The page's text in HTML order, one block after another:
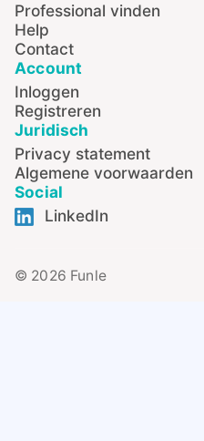
Professional vinden
Help
Contact
Account
Inloggen
Registreren
Juridisch
Privacy statement
Algemene voorwaarden
Social
LinkedIn
© 2026 Funle